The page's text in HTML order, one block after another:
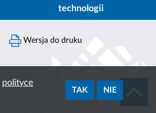
polityce
TAK NIE
technologii
Wersja do druku